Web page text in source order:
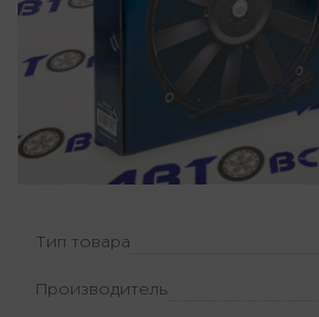
Тип товара
Производитель